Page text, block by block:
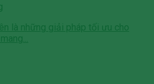
là những giải pháp tối ưu cho